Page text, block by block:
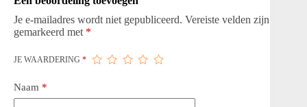
Je e-mailadres wordt niet gepubliceerd. Vereiste velden zijn
gemarkeerd met *
JE WAARDERING *
Naam *